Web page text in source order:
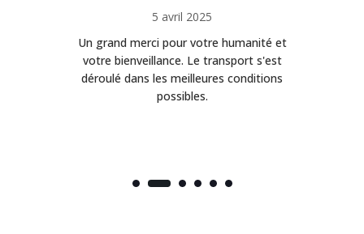
5 avril 2025
Un grand merci pour votre humanité et
votre bienveillance. Le transport s'est
déroulé dans les meilleures conditions
possibles.